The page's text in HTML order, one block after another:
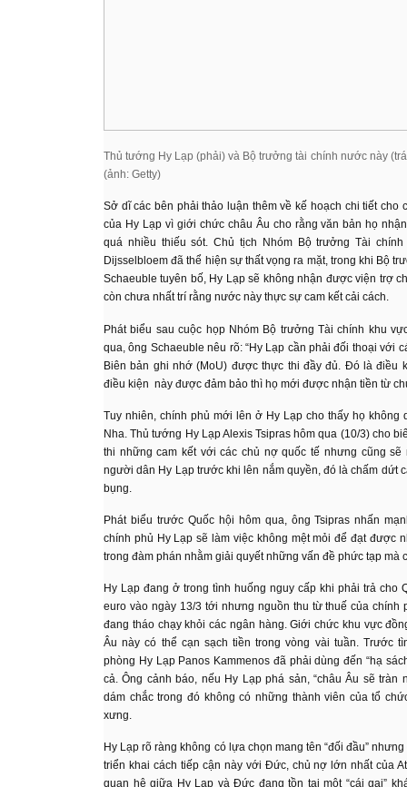
Thủ tướng Hy Lạp (phải) và Bộ trưởng tài chính nước này
(ảnh: Getty)
Sở dĩ các bên phải thảo luận thêm về kế hoạch chi tiết cho
của Hy Lạp vì giới chức châu Âu cho rằng văn bản họ
quá nhiều thiếu sót. Chủ tịch Nhóm Bộ trưởng Tài
Dijsselbloem đã thể hiện sự thất vọng ra mặt, trong khi Bộ
Schaeuble tuyên bố, Hy Lạp sẽ không nhận được viện trợ
còn chưa nhất trí rằng nước này thực sự cam kết cải cách.
Phát biểu sau cuộc họp Nhóm Bộ trưởng Tài chính khu
qua, ông Schaeuble nêu rõ: “Hy Lạp cần phải đối thoại với
Biên bản ghi nhớ (MoU) được thực thi đầy đủ. Đó là điều
điều kiện này được đảm bảo thì họ mới được nhận tiền từ
Tuy nhiên, chính phủ mới lên ở Hy Lạp cho thấy họ không
Nha. Thủ tướng Hy Lạp Alexis Tsipras hôm qua (10/3) cho
thi những cam kết với các chủ nợ quốc tế nhưng cũng
người dân Hy Lạp trước khi lên nắm quyền, đó là chấm dứt
bụng.
Phát biểu trước Quốc hội hôm qua, ông Tsipras nhấn
chính phủ Hy Lạp sẽ làm việc không mệt mỏi để đạt được
trong đàm phán nhằm giải quyết những vấn đề phức tạp mà
Hy Lạp đang ở trong tình huống nguy cấp khi phải trả cho
euro vào ngày 13/3 tới nhưng nguồn thu từ thuế của chính
đang tháo chạy khỏi các ngân hàng. Giới chức khu vực
Âu này có thể cạn sạch tiền trong vòng vài tuần. Trước
phòng Hy Lạp Panos Kammenos đã phải dùng đến “hạ
cả. Ông cảnh báo, nếu Hy Lạp phá sản, “châu Âu sẽ tràn
dám chắc trong đó không có những thành viên của tổ
xưng.
Hy Lạp rõ ràng không có lựa chọn mang tên “đối đầu”
triển khai cách tiếp cận này với Đức, chủ nợ lớn nhất của
quan hệ giữa Hy Lạp và Đức đang tồn tại một “cái gai”